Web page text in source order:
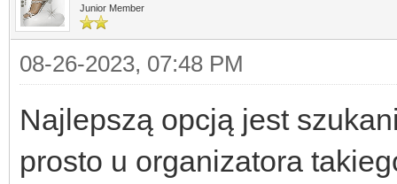
Junior Member
08-26-2023, 07:48 PM
Najlepszą opcją jest
prosto u organizatora